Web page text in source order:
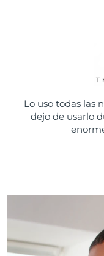
Lo uso todas las
dejo de usarlo